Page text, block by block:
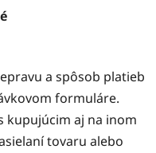
a spôsob platieb
formuláre.
kupujúcim aj na inom
tovaru alebo